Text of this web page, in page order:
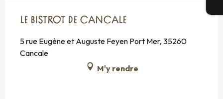
LE BISTROT DE CANCALE
5 rue Eugène et Auguste Feyen Port Mer, 35260
Cancale
M'y rendre